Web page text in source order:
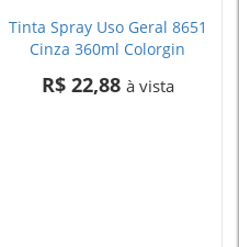
Tinta Spray Uso Geral 8651
Cinza 360ml Colorgin
R$ 22,88 à vista